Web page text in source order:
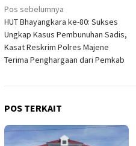
Navigasi
pos
Pos sebelumnya
HUT Bhayangkara ke-80: Sukses
Ungkap Kasus Pembunuhan Sadis,
Kasat Reskrim Polres Majene
Terima Penghargaan dari Pemkab
POS TERKAIT